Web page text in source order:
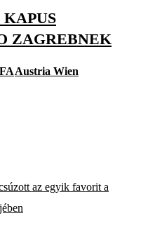
ZAGREBNEK
Austria Wien
az egyik favorit a